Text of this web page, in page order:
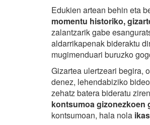
Edukien artean behin eta
momentu historiko,
zalantzarik gabe
aldarrikapenak bideraktu
mugimenduari buruzko
Gizartea ulertzeari begira,
denez, lehendabiziko
zehatz batera bideratu
kontsumoa gizonezkoen
kontsumoan, hala nola